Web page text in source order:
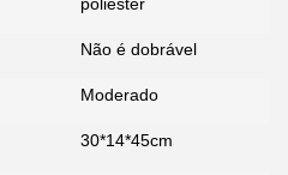
Não é dobrável
Moderado
30*14*45cm